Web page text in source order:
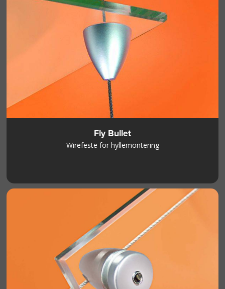
Fly Bullet
Wirefeste for hyllemontering